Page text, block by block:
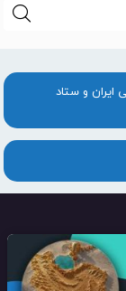
ایران و ستاد